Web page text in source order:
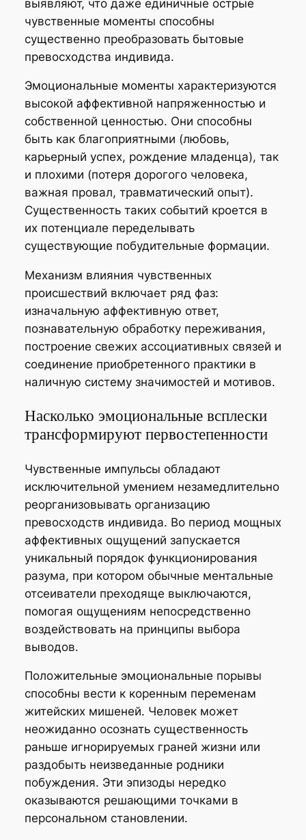
выявляют, что даже единичные острые
чувственные моменты способны
существенно преобразовать бытовые
превосходства индивида.
Эмоциональные моменты характеризуются
высокой аффективной напряженностью и
собственной ценностью. Они способны
быть как благоприятными (любовь,
карьерный успех, рождение младенца), так
и плохими (потеря дорогого человека,
важная провал, травматический опыт).
Существенность таких событий кроется в
их потенциале переделывать
существующие побудительные формации.
Механизм влияния чувственных
происшествий включает ряд фаз:
изначальную аффективную ответ,
познавательную обработку переживания,
построение свежих ассоциативных связей и
соединение приобретенного практики в
наличную систему значимостей и мотивов.
Насколько эмоциональные всплески
трансформируют первостепенности
Чувственные импульсы обладают
исключительной умением незамедлительно
реорганизовывать организацию
превосходств индивида. Во период мощных
аффективных ощущений запускается
уникальный порядок функционирования
разума, при котором обычные ментальные
отсеиватели преходяще выключаются,
помогая ощущениям непосредственно
воздействовать на принципы выбора
выводов.
Положительные эмоциональные порывы
способны вести к коренным переменам
житейских мишеней. Человек может
неожиданно осознать существенность
раньше игнорируемых граней жизни или
раздобыть неизведанные родники
побуждения. Эти эпизоды нередко
оказываются решающими точками в
персональном становлении.